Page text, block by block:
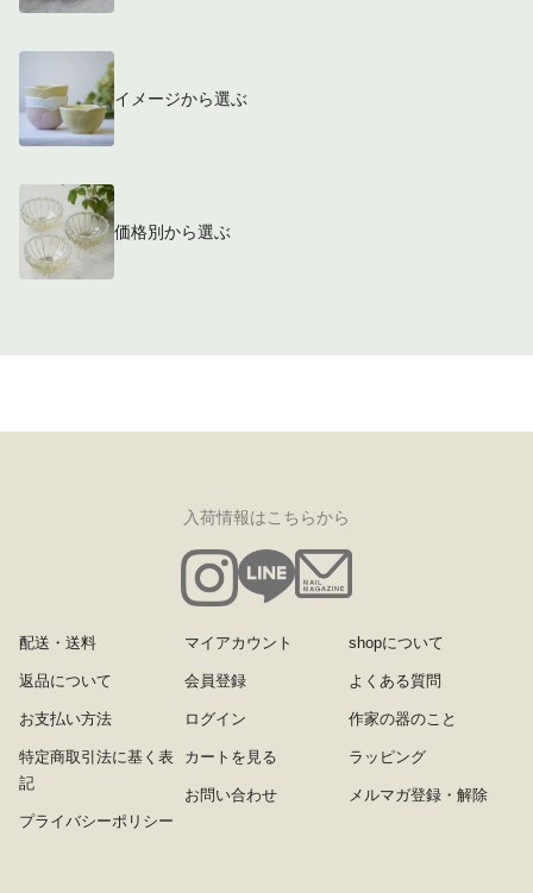
イメージから選ぶ
価格別から選ぶ
入荷情報はこちらから
配送・送料
返品について
お支払い方法
特定商取引法に基く表
記
プライバシーポリシー
マイアカウント
会員登録
ログイン
カートを見る
お問い合わせ
shopについて
よくある質問
作家の器のこと
ラッピング
メルマガ登録・解除